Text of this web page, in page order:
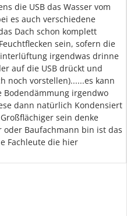
die USB das Wasser vom
es auch verschiedene
Dach schon komplett
sein, sofern die
irgendwas drinne
auf die USB drückt und
noch vorstellen)......es kann
Bodendämmung irgendwo
dann natürlich Kondensiert
sein denke
oder Baufachmann bin ist das
Fachleute die hier